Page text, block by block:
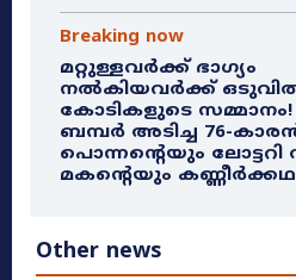
Breaking now
മറ്റുള്ളവർക്ക് ഭാഗ്യം
നൽകിയവർക്ക്
കോടികളുടെ
ബമ്പർ അടിച്ച 76-
പൊന്നന്റെയും ലോട്ടറി
മകന്റെയും കണ്ണീർക്കഥ
Other news